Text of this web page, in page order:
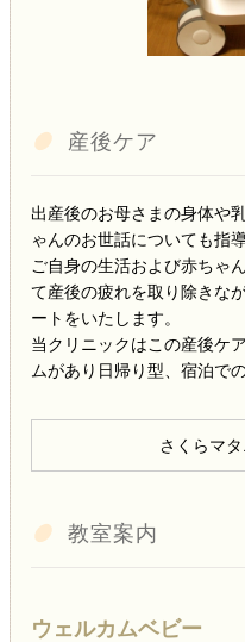
産後ケア
出産後のお母さまの身体や
ゃんのお世話についても指
ご自身の生活および赤ちゃ
て産後の疲れを取り除きな
ートをいたします。
当クリニックはこの産後ケ
ムがあり日帰り型、宿泊で
さくらマ
教室案内
ウェルカムベビー